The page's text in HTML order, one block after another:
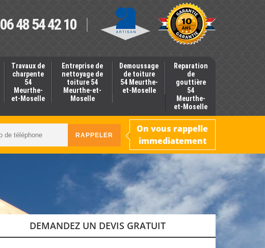
06 48 54 42 10
Travaux de
charpente
54
Meurthe-
et-Moselle
Entreprise de
nettoyage de
toiture 54
Meurthe-et-
Moselle
Demoussage
de toiture
54 Meurthe-
et-Moselle
Reparation
de
gouttière
54
Meurthe-
et-Moselle
On vous rappelle
immediatement
DEMANDEZ UN DEVIS GRATUIT